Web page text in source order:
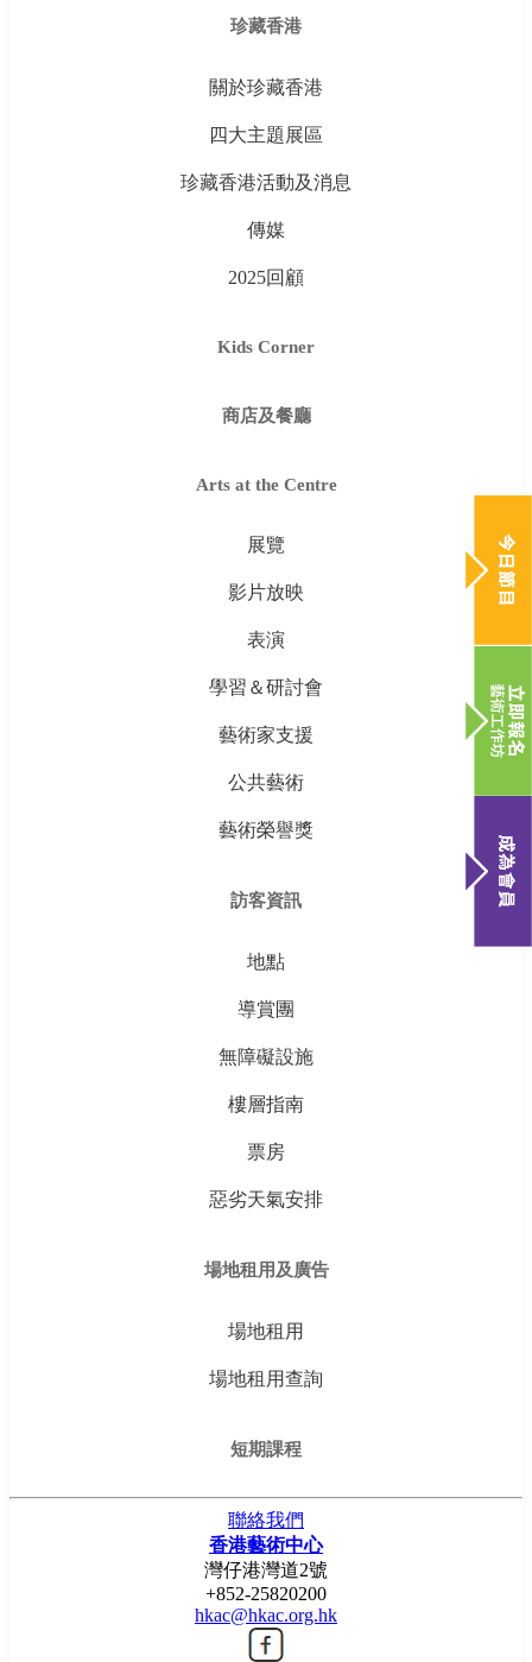
珍藏香港
關於珍藏香港
四大主題展區
珍藏香港活動及消息
傳媒
2025回顧
Kids Corner
商店及餐廳
Arts at the Centre
展覽
影片放映
表演
學習＆研討會
藝術家支援
公共藝術
藝術榮譽獎
訪客資訊
地點
導賞團
無障礙設施
樓層指南
票房
惡劣天氣安排
場地租用及廣告
場地租用
場地租用查詢
短期課程
聯絡我們
香港藝術中心
灣仔港灣道2號
+852-25820200
hkac@hkac.org.hk